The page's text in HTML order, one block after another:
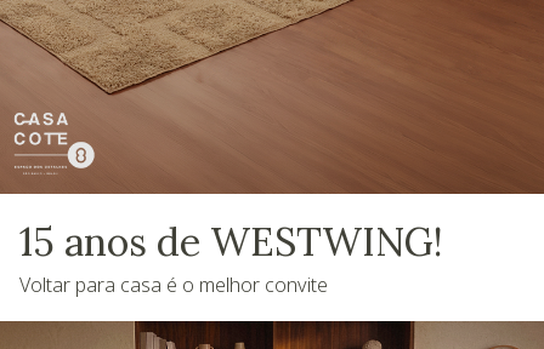
15 anos de WESTWING!
Voltar para casa é o melhor convite